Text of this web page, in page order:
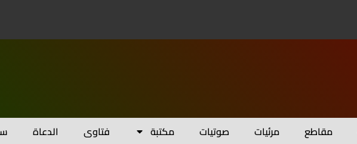
مقاطع مرئيات صوتيات مكتبة فتاوى الدعاة